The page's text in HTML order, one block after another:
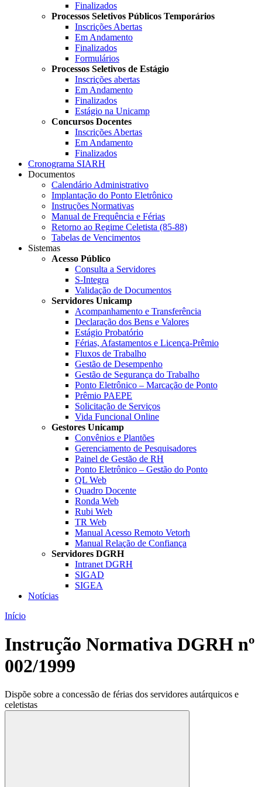
Finalizados
Processos Seletivos Públicos Temporários
Inscrições Abertas
Em Andamento
Finalizados
Formulários
Processos Seletivos de Estágio
Inscrições abertas
Em Andamento
Finalizados
Estágio na Unicamp
Concursos Docentes
Inscrições Abertas
Em Andamento
Finalizados
Cronograma SIARH
Documentos
Calendário Administrativo
Implantação do Ponto Eletrônico
Instruções Normativas
Manual de Frequência e Férias
Retorno ao Regime Celetista (85-88)
Tabelas de Vencimentos
Sistemas
Acesso Público
Consulta a Servidores
S-Integra
Validação de Documentos
Servidores Unicamp
Acompanhamento e Transferência
Declaração dos Bens e Valores
Estágio Probatório
Férias, Afastamentos e Licença-Prêmio
Fluxos de Trabalho
Gestão de Desempenho
Gestão de Segurança do Trabalho
Ponto Eletrônico – Marcação de Ponto
Prêmio PAEPE
Solicitação de Serviços
Vida Funcional Online
Gestores Unicamp
Convênios e Plantões
Gerenciamento de Pesquisadores
Painel de Gestão de RH
Ponto Eletrônico – Gestão do Ponto
QL Web
Quadro Docente
Ronda Web
Rubi Web
TR Web
Manual Acesso Remoto Vetorh
Manual Relação de Confiança
Servidores DGRH
Intranet DGRH
SIGAD
SIGEA
Notícias
Início
Instrução Normativa DGRH nº
002/1999
Dispõe sobre a concessão de férias dos servidores autárquicos e
celetistas